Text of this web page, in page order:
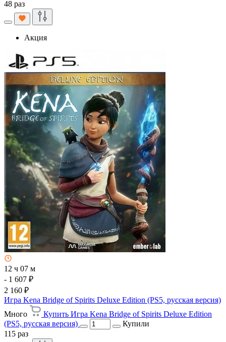
48 раз
Акция
12 ч 07 м
- 1 607 ₽
2 160 ₽
Игра Kena Bridge of Spirits Deluxe Edition (PS5, русская версия)
Много
Купить Игра Kena Bridge of Spirits Deluxe Edition
(PS5, русская версия)
Купили
115 раз